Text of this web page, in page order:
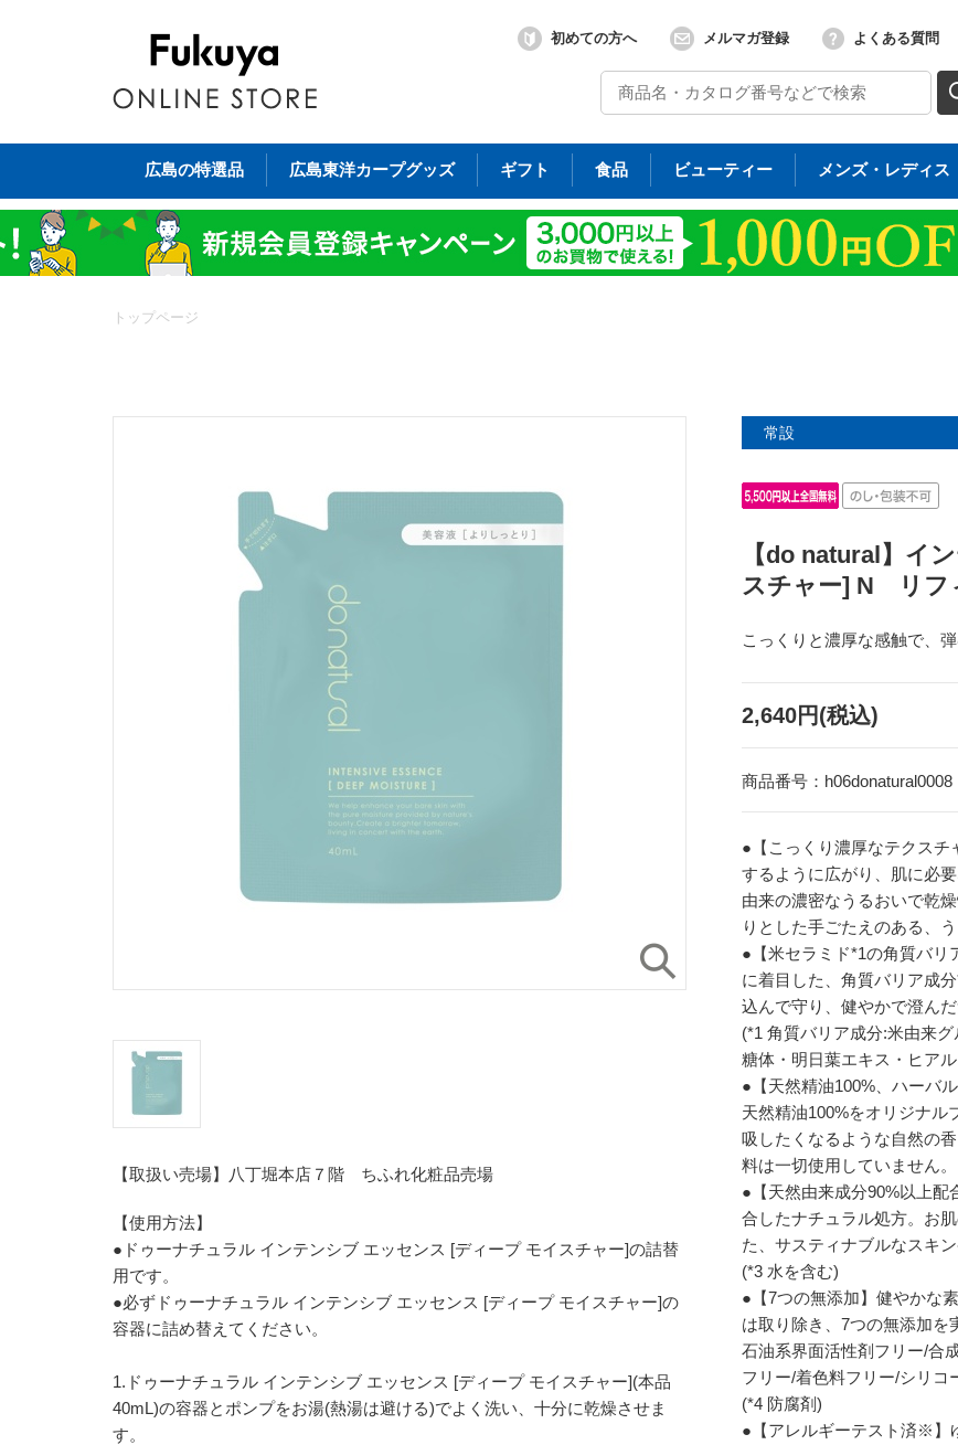
初めての方へ メルマガ登録 よくある質問
広島の特選品 広島東洋カープグッズ ギフト 食品 ビューティー メンズ・レディス
トップページ
【取扱い売場】八丁堀本店７階 ちふれ化粧品売場
【使用方法】
●ドゥーナチュラル インテンシブ エッセンス [ディープ モイスチャー]の詰替
用です。
●必ずドゥーナチュラル インテンシブ エッセンス [ディープ モイスチャー]の
容器に詰め替えてください。
1.ドゥーナチュラル インテンシブ エッセンス [ディープ モイスチャー](本品
40mL)の容器とポンプをお湯(熱湯は避ける)でよく洗い、十分に乾燥させま
す。
常設
【do natural】イ
スチャー] N リフ
こっくりと濃厚な感触で、
2,640円(税込)
商品番号： h06donatural0008
●【こっくり濃厚なテクス
するように広がり、肌に必
由来の濃密なうるおいで乾
りとした手ごたえのある、
●【米セラミド*1の角質バリ
に着目した、角質バリア成
込んで守り、健やかで澄んだ
(*1 角質バリア成分:米由来
糖体・明日葉エキス・ヒア
●【天然精油100%、ハーバ
天然精油100%をオリジナル
吸したくなるような自然の
料は一切使用していません。
●【天然由来成分90%以上配
合したナチュラル処方。お
た、サスティナブルなスキ
(*3 水を含む)
●【7つの無添加】健やかな
は取り除き、7つの無添加を
石油系界面活性剤フリー/合
フリー/着色料フリー/シリコ
(*4 防腐剤)
●【アレルギーテスト済※】